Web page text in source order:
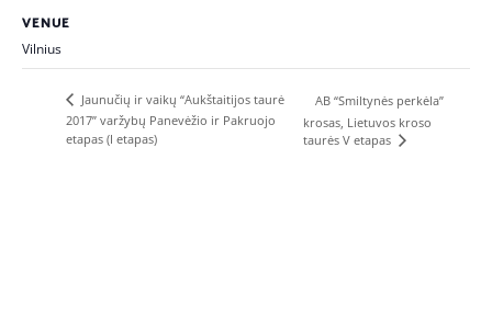
VENUE
Vilnius
Jaunučių ir vaikų “Aukštaitijos taurė
2017” varžybų Panevėžio ir Pakruojo
etapas (I etapas)
AB “Smiltynės perkėla”
krosas, Lietuvos kroso
taurės V etapas